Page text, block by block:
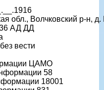
обл., Волчковский р-н,
АД ДД
вести
ЦАМО
58
18001